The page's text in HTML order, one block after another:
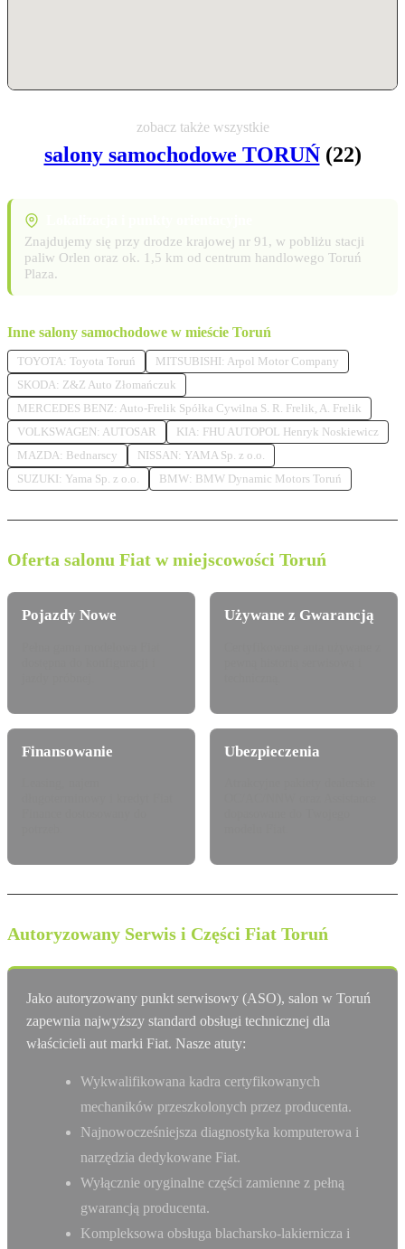
zobacz także wszystkie
salony samochodowe TORUŃ(22)
Znajdujemy się przy drodze krajowej nr 91, w pobliżu stacji
paliw Orlen oraz ok. 1,5 km od centrum handlowego Toruń
Plaza.
Inne salony samochodowe w mieście Toruń
TOYOTA: Toyota Toruń
MITSUBISHI: Arpol Motor Company
SKODA: Z&Z Auto Złomańczuk
MERCEDES BENZ: Auto-Frelik Spółka Cywilna S. R. Frelik, A. Frelik
VOLKSWAGEN: AUTOSAR
KIA: FHU AUTOPOL Henryk Noskiewicz
MAZDA: Bednarscy
NISSAN: YAMA Sp. z o.o.
SUZUKI: Yama Sp. z o.o.
BMW: BMW Dynamic Motors Toruń
Oferta salonu Fiat w miejscowości Toruń
Pojazdy Nowe Używane z Gwarancją
Finansowanie Ubezpieczenia
Autoryzowany Serwis i Części Fiat Toruń
Jako autoryzowany punkt serwisowy (ASO), salon w Toruń
zapewnia najwyższy standard obsługi technicznej dla
właścicieli aut marki Fiat. Nasze atuty:
Wykwalifikowana kadra certyfikowanych
mechaników przeszkolonych przez producenta.
Najnowocześniejsza diagnostyka komputerowa i
narzędzia dedykowane Fiat.
Wyłącznie oryginalne części zamienne z pełną
gwarancją producenta.
Kompleksowa obsługa blacharsko-lakiernicza i